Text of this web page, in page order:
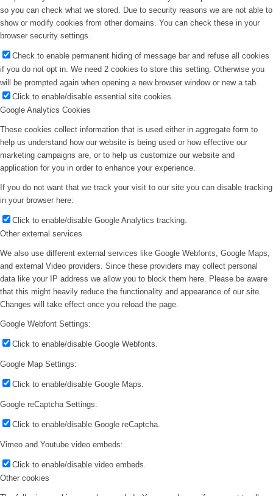
so you can check what we stored. Due to security reasons we are not able to
show or modify cookies from other domains. You can check these in your
browser security settings.
Check to enable permanent hiding of message bar and refuse all cookies
if you do not opt in. We need 2 cookies to store this setting. Otherwise you
will be prompted again when opening a new browser window or new a tab.
Click to enable/disable essential site cookies.
Google Analytics Cookies
These cookies collect information that is used either in aggregate form to
help us understand how our website is being used or how effective our
marketing campaigns are, or to help us customize our website and
application for you in order to enhance your experience.
If you do not want that we track your visit to our site you can disable tracking
in your browser here:
Click to enable/disable Google Analytics tracking.
Other external services
We also use different external services like Google Webfonts, Google Maps,
and external Video providers. Since these providers may collect personal
data like your IP address we allow you to block them here. Please be aware
that this might heavily reduce the functionality and appearance of our site.
Changes will take effect once you reload the page.
Google Webfont Settings:
Click to enable/disable Google Webfonts.
Google Map Settings:
Click to enable/disable Google Maps.
Google reCaptcha Settings:
Click to enable/disable Google reCaptcha.
Vimeo and Youtube video embeds:
Click to enable/disable video embeds.
Other cookies